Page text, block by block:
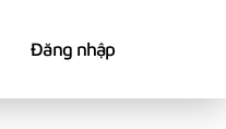
Đăng nhập